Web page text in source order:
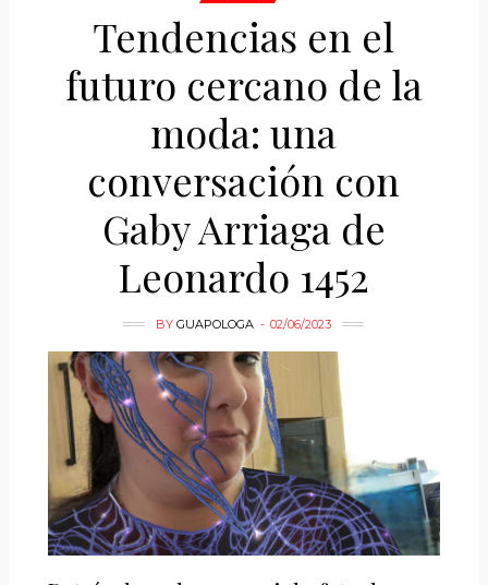
Tendencias en el
futuro cercano de la
moda: una
conversación con
Gaby Arriaga de
Leonardo 1452
BYGUAPOLOGA 02/06/2023